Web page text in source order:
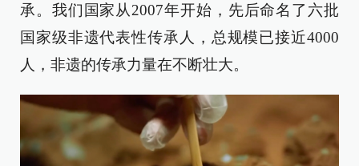
承。我们国家从2007年开始，先后命名了六批
国家级非遗代表性传承人，总规模已接近4000
人，非遗的传承力量在不断壮大。